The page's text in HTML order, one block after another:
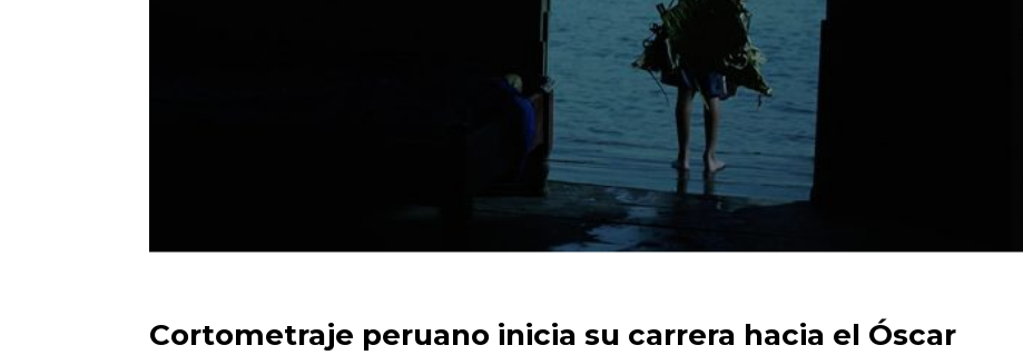
Cortometraje peruano inicia su carrera hacia el Óscar